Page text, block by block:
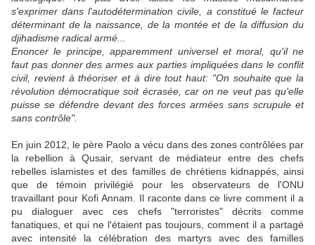
s'exprimer dans l'autodétermination civile, a constitué le facteur
déterminant de la naissance, de la montée et de la diffusion du
djihadisme radical armé...
Enoncer le principe, apparemment universel et moral, qu'il ne
faut pas donner des armes aux parties impliquées dans le conflit
civil, revient à théoriser et à dire tout haut: "On souhaite que la
révolution démocratique soit écrasée, car on ne veut pas qu'elle
puisse se défendre devant des forces armées sans scrupule et
sans contrôle".
En juin 2012, le père Paolo a vécu dans des zones contrôlées par
la rebellion à Qusair, servant de médiateur entre des chefs
rebelles islamistes et des familles de chrétiens kidnappés, ainsi
que de témoin privilégié pour les observateurs de l'ONU
travaillant pour Kofi Annam. Il raconte dans ce livre comment il a
pu dialoguer avec ces chefs "terroristes" décrits comme
fanatiques, et qui ne l'étaient pas toujours, comment il a partagé
avec intensité la célébration des martyrs avec des familles